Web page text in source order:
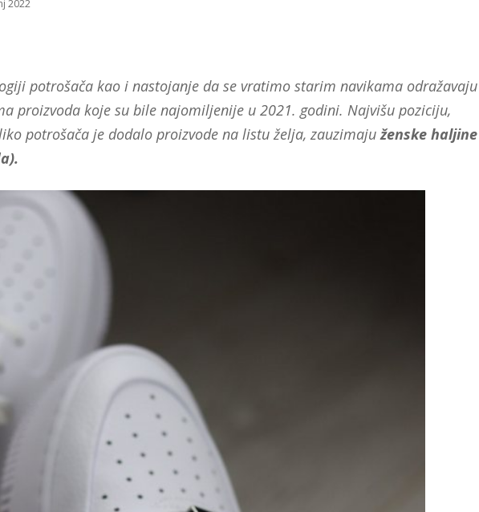
2022
potrošača kao i nastojanje da se vratimo starim navikama odražavaju
proizvoda koje su bile najomiljenije u 2021. godini. Najvišu poziciju,
potrošača je dodalo proizvode na listu želja, zauzimajuženske haljine